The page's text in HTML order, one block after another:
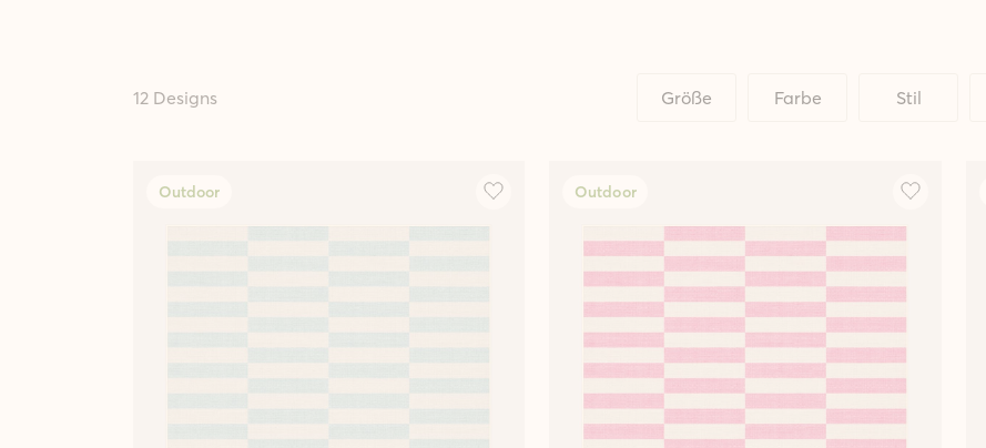
12 Designs Größe Farbe Stil
Outdoor Outdoor